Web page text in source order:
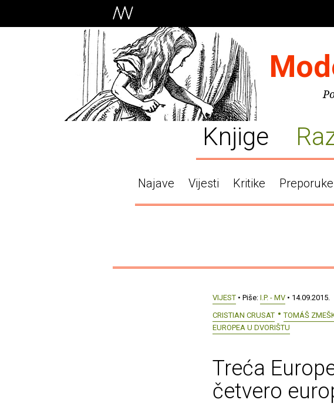
Knjige
Najave Vijesti Kritike Preporuke
VIJEST • Piše: I.P. - MV • 14.09.2015.
CRISTIAN CRUSAT
TOMÁŠ
EUROPEA U DVORIŠTU
Treća
četvero